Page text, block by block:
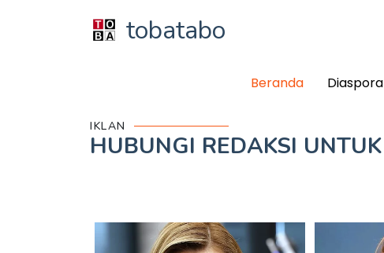
tobatabo
Beranda Diaspora
IKLAN
HUBUNGI REDAKSI UNTUK